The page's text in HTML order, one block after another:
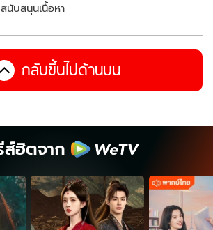
สนับสนุนเนื้อหา
กลับขึ้นไปด้านบน
ส์ฮิตจาก